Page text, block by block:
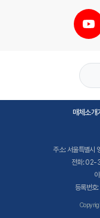
매체소개
주소: 서울특별시
전화:
등록번